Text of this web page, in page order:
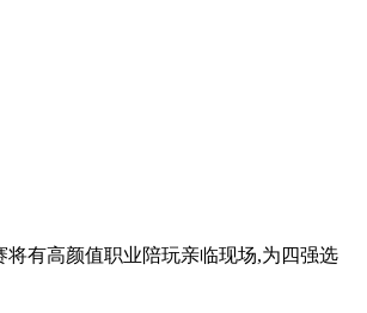
有高颜值职业陪玩亲临现场,为四强选